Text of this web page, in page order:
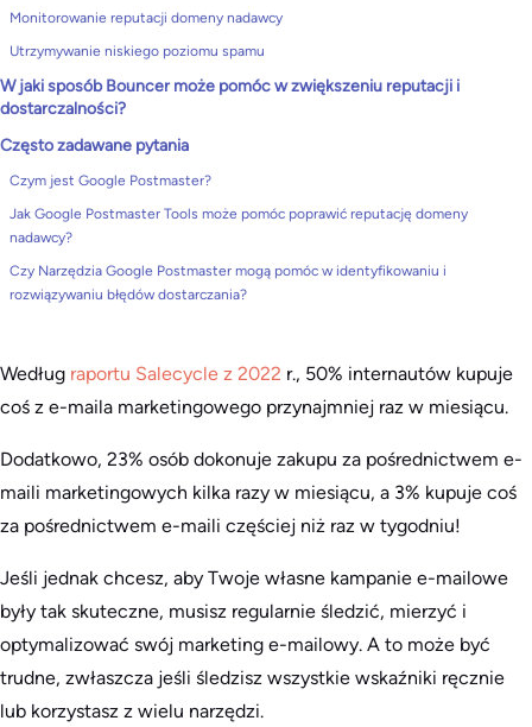
Monitorowanie reputacji domeny nadawcy
Utrzymywanie niskiego poziomu spamu
W jaki sposób Bouncer może pomóc w zwiększeniu reputacji i
dostarczalności?
Często zadawane pytania
Czym jest Google Postmaster?
Jak Google Postmaster Tools może pomóc poprawić reputację domeny
nadawcy?
Czy Narzędzia Google Postmaster mogą pomóc w identyfikowaniu i
rozwiązywaniu błędów dostarczania?
Według raportu Salecycle z 2022 r., 50% internautów kupuje
coś z e-maila marketingowego przynajmniej raz w miesiącu.
Dodatkowo, 23% osób dokonuje zakupu za pośrednictwem e-
maili marketingowych kilka razy w miesiącu, a 3% kupuje coś
za pośrednictwem e-maili częściej niż raz w tygodniu!
Jeśli jednak chcesz, aby Twoje własne kampanie e-mailowe
były tak skuteczne, musisz regularnie śledzić, mierzyć i
optymalizować swój marketing e-mailowy. A to może być
trudne, zwłaszcza jeśli śledzisz wszystkie wskaźniki ręcznie
lub korzystasz z wielu narzędzi.